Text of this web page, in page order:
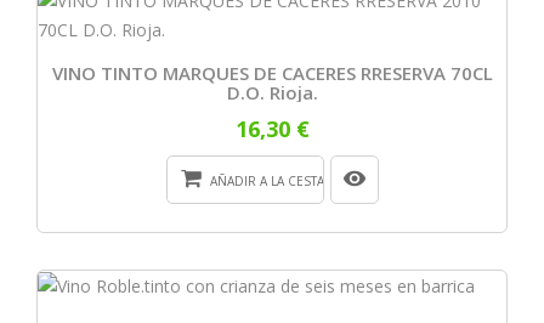
VINO TINTO MARQUES DE CACERES RRESERVA 70CL
D.O. Rioja.
16,30 €
AÑADIR A LA CESTA